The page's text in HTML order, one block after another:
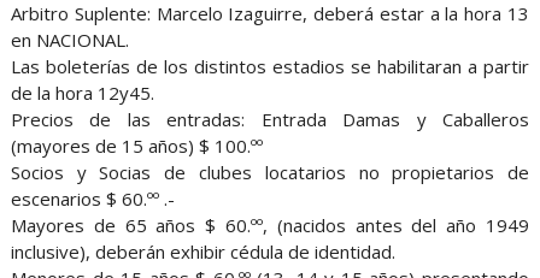
Arbitro Suplente: Marcelo Izaguirre, deberá estar a la hora 13
en NACIONAL.
Las boleterías de los distintos estadios se habilitaran a partir
de la hora 12y45.
Precios de las entradas: Entrada Damas y Caballeros
(mayores de 15 años) $ 100.ºº
Socios y Socias de clubes locatarios no propietarios de
escenarios $ 60.ºº .-
Mayores de 65 años $ 60.ºº, (nacidos antes del año 1949
inclusive), deberán exhibir cédula de identidad.